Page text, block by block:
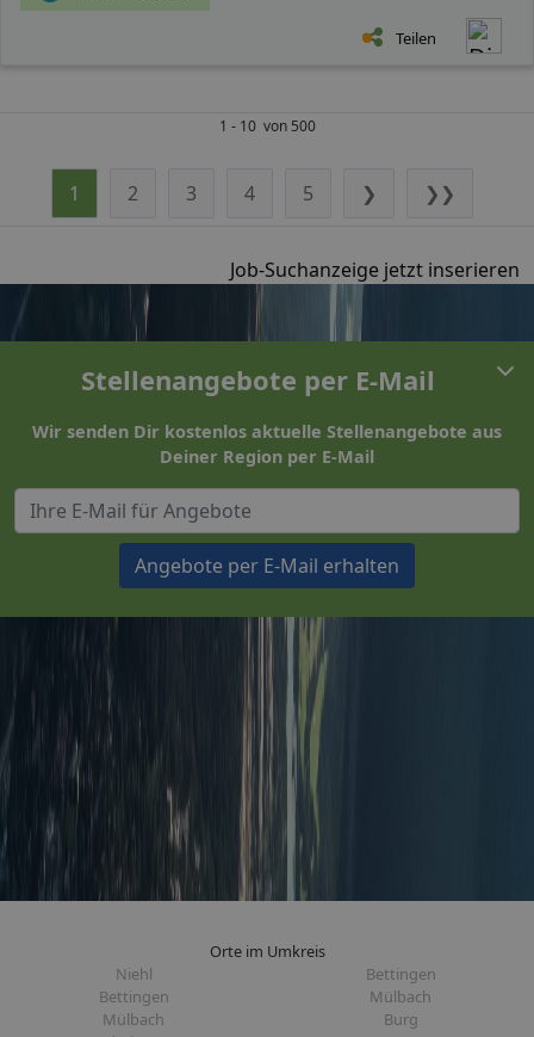
Teilen
1 - 10 von 500
1 2 3 4 5 ❯ ❯❯
Job-Suchanzeige jetzt inserieren
Stellenangebote per E-Mail
Wir senden Dir kostenlos aktuelle Stellenangebote aus
Deiner Region per E-Mail
Angebote per E-Mail erhalten
Orte im Umkreis
Niehl
Bettingen
Bettingen
Mülbach
Mülbach
Burg